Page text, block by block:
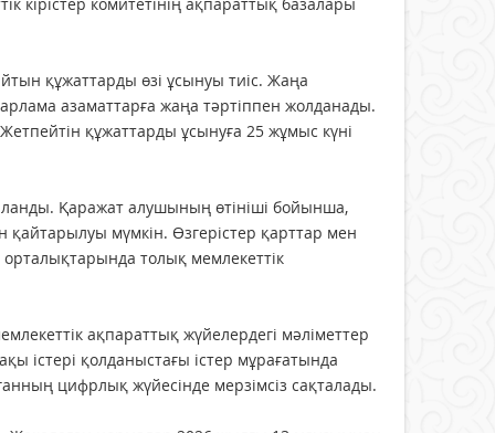
құжаттарды өзі ұсынуы тиіс. Жаңа
азаматтарға жаңа тәртіппен жолданады.
құжаттарды ұсынуға 25 жұмыс күні
Қаражат алушының өтініші бойынша,
мүмкін. Өзгерістер қарттар мен
орталықтарында толық мемлекеттік
ақпараттық жүйелердегі мәліметтер
істері қолданыстағы істер мұрағатында
цифрлық жүйесінде мерзімсіз сақталады.